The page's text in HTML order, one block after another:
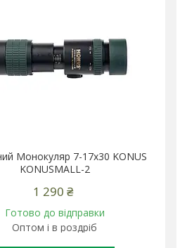
Монокуляр 7-17x30 KONUS
KONUSMALL-2
1 290 ₴
Готово до відправки
Оптом і в роздріб